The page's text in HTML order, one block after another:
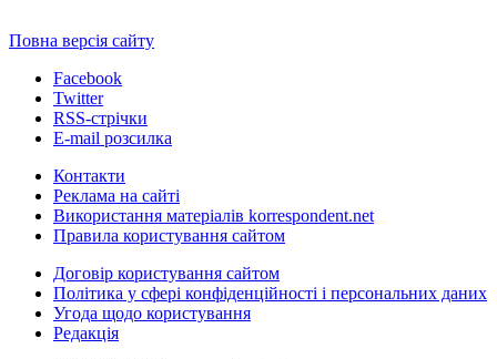
Повна версія сайту
Facebook
Twitter
RSS-стрічки
E-mail розсилка
Контакти
Реклама на сайті
Використання матеріалів korrespondent.net
Правила користування сайтом
Договір користування сайтом
Політика у сфері конфіденційності і персональних даних
Угода щодо користування
Редакція